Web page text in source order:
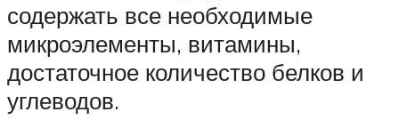
содержать все необходимые
микроэлементы, витамины,
достаточное количество белков и
углеводов.